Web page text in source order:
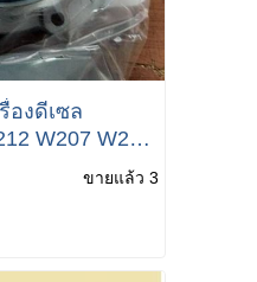
W207 W218
/ 651 200 77
ขายแล้ว 3